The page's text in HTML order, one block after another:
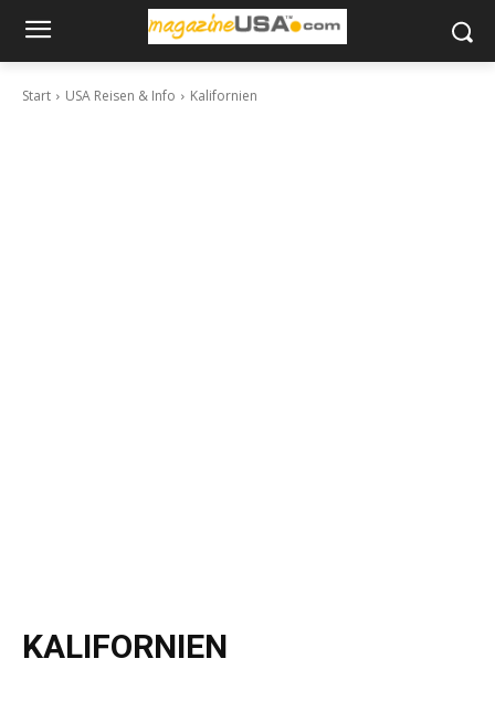
Start USA Reisen & Info Kalifornien
KALIFORNIEN